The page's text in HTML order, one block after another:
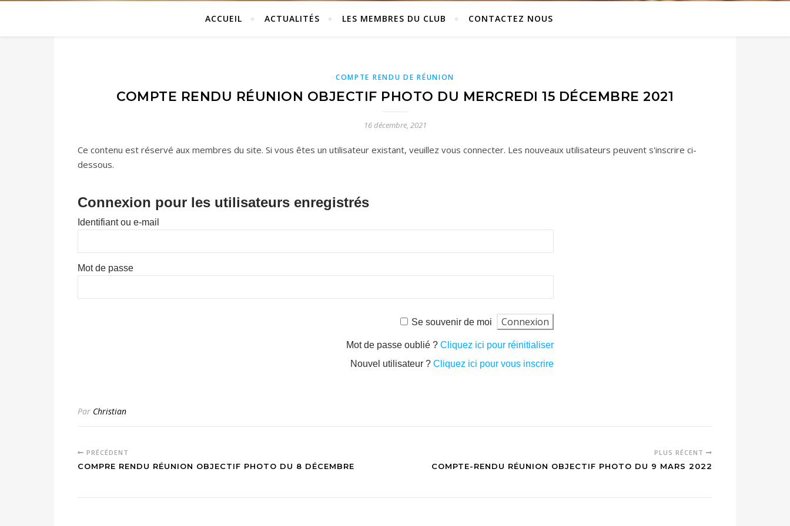
ACCUEIL ACTUALITÉS LES MEMBRES DU CLUB CONTACTEZ NOUS
COMPTE RENDU DE RÉUNION
COMPTE RENDU RÉUNION OBJECTIF PHOTO DU MERCREDI 15 DÉCEMBRE 2021
16 décembre, 2021
Ce contenu est réservé aux membres du site. Si vous êtes un utilisateur existant, veuillez vous connecter. Les nouveaux utilisateurs peuvent s'inscrire ci-
dessous.
Connexion pour les utilisateurs enregistrés
Identifiant ou e-mail
Mot de passe
Se souvenir de moi
Mot de passe oublié ? Cliquez ici pour réinitialiser
Nouvel utilisateur ? Cliquez ici pour vous inscrire
Par Christian
PRÉCÉDENT
COMPRE RENDU RÉUNION OBJECTIF PHOTO DU 8 DÉCEMBRE
PLUS RÉCENT
COMPTE-RENDU RÉUNION OBJECTIF PHOTO DU 9 MARS 2022